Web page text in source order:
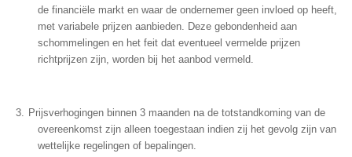
de financiële markt en waar de ondernemer geen invloed op heeft,
met variabele prijzen aanbieden. Deze gebondenheid aan
schommelingen en het feit dat eventueel vermelde prijzen
richtprijzen zijn, worden bij het aanbod vermeld.
Prijsverhogingen binnen 3 maanden na de totstandkoming van de
overeenkomst zijn alleen toegestaan indien zij het gevolg zijn van
wettelijke regelingen of bepalingen.